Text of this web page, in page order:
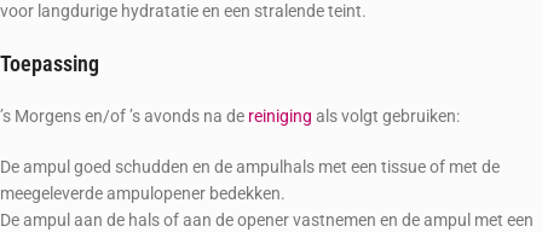
voor langdurige hydratatie en een stralende teint.
Toepassing
’s Morgens en/of ’s avonds na de reiniging als volgt gebruiken:
De ampul goed schudden en de ampulhals met een tissue of met de
meegeleverde ampulopener bedekken.
De ampul aan de hals of aan de opener vastnemen en de ampul met een